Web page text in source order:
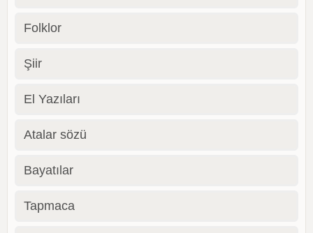
Folklor
Şiir
El Yazıları
Atalar sözü
Bayatılar
Tapmaca